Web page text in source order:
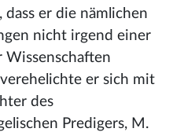
dass er die nämlichen
nicht irgend einer
Wissenschaften
er sich mit
des
Predigers, M.